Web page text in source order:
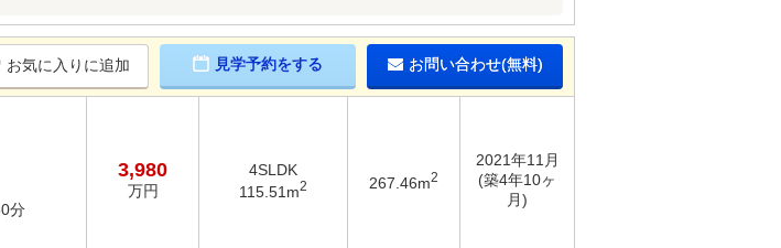
お気に入りに追加 見学予約をする お問い合わせ(無料)
分
3,980
万円
4SLDK
115.51m2 267.46m2
2021年11月
(築4年10ヶ
月)